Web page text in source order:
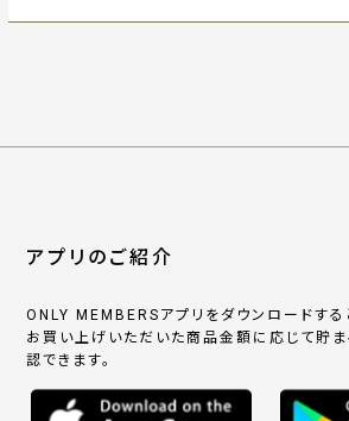
アプリのご紹介
ONLY MEMBERSアプリをダウンロードする
お買い上げいただいた商品金額に応じて貯ま
認できます。